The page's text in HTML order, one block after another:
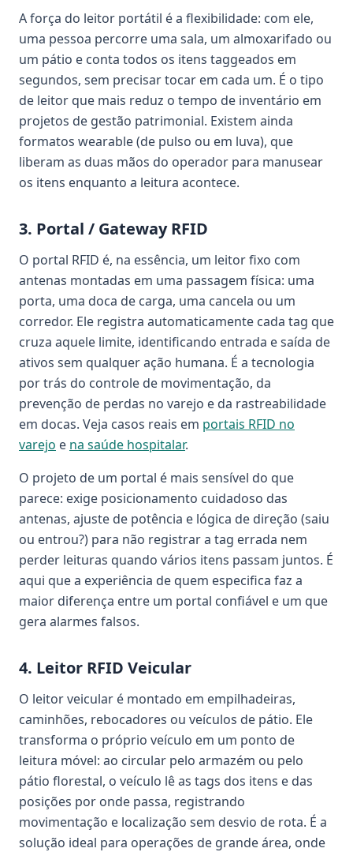
A força do leitor portátil é a flexibilidade: com ele,
uma pessoa percorre uma sala, um almoxarifado ou
um pátio e conta todos os itens taggeados em
segundos, sem precisar tocar em cada um. É o tipo
de leitor que mais reduz o tempo de inventário em
projetos de gestão patrimonial. Existem ainda
formatos wearable (de pulso ou em luva), que
liberam as duas mãos do operador para manusear
os itens enquanto a leitura acontece.
3. Portal / Gateway RFID
O portal RFID é, na essência, um leitor fixo com
antenas montadas em uma passagem física: uma
porta, uma doca de carga, uma cancela ou um
corredor. Ele registra automaticamente cada tag que
cruza aquele limite, identificando entrada e saída de
ativos sem qualquer ação humana. É a tecnologia
por trás do controle de movimentação, da
prevenção de perdas no varejo e da rastreabilidade
em docas. Veja casos reais em portais RFID no
varejo e na saúde hospitalar.
O projeto de um portal é mais sensível do que
parece: exige posicionamento cuidadoso das
antenas, ajuste de potência e lógica de direção (saiu
ou entrou?) para não registrar a tag errada nem
perder leituras quando vários itens passam juntos. É
aqui que a experiência de quem especifica faz a
maior diferença entre um portal confiável e um que
gera alarmes falsos.
4. Leitor RFID Veicular
O leitor veicular é montado em empilhadeiras,
caminhões, rebocadores ou veículos de pátio. Ele
transforma o próprio veículo em um ponto de
leitura móvel: ao circular pelo armazém ou pelo
pátio florestal, o veículo lê as tags dos itens e das
posições por onde passa, registrando
movimentação e localização sem desvio de rota. É a
solução ideal para operações de grande área, onde